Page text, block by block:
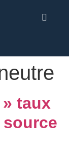
taux
source